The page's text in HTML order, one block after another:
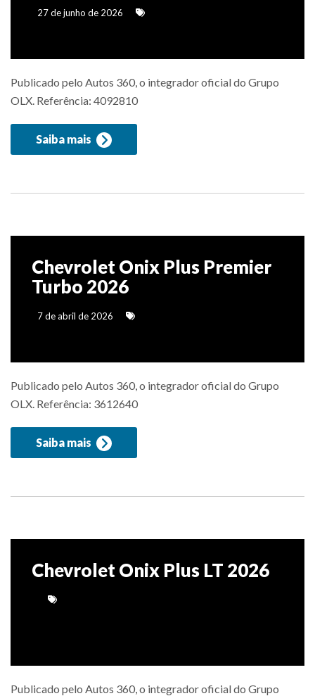
27 de junho de 2026
Publicado pelo Autos 360, o integrador oficial do Grupo
OLX. Referência: 4092810
Saiba mais
Chevrolet Onix Plus Premier
Turbo 2026
7 de abril de 2026
Publicado pelo Autos 360, o integrador oficial do Grupo
OLX. Referência: 3612640
Saiba mais
Chevrolet Onix Plus LT 2026
Publicado pelo Autos 360, o integrador oficial do Grupo